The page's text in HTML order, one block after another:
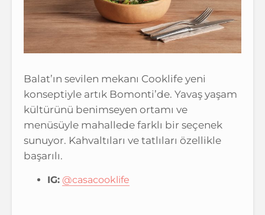
Balat’ın sevilen mekanı Cooklife yeni
konseptiyle artık Bomonti’de. Yavaş yaşam
kültürünü benimseyen ortamı ve
menüsüyle mahallede farklı bir seçenek
sunuyor. Kahvaltıları ve tatlıları özellikle
başarılı.
IG: @casacooklife